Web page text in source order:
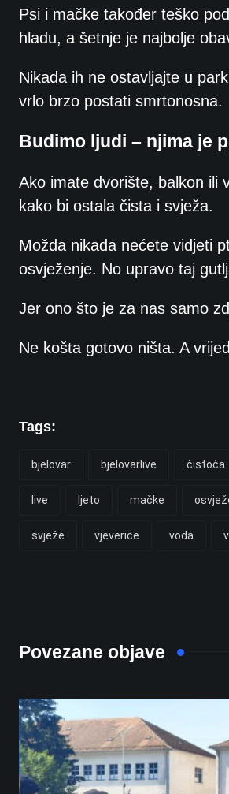
Psi i mačke također teško
hladu, a šetnje je najbolje
Nikada ih ne ostavljajte u
vrlo brzo postati smrtonosna.
Budimo ljudi – njima je
Ako imate dvorište, balkon ili
kako bi ostala čista i svježa.
Možda nikada nećete vidjeti
osvježenje. No upravo taj
Jer ono što je za nas samo
Ne košta gotovo ništa. A
Tags:
bjelovar bjelovarlive čistoća
live ljeto mačke
svježe vjeverice voda
Povezane objave